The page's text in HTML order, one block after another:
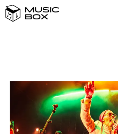
DOMAĆA GLAZBA
STRANA GLAZBA